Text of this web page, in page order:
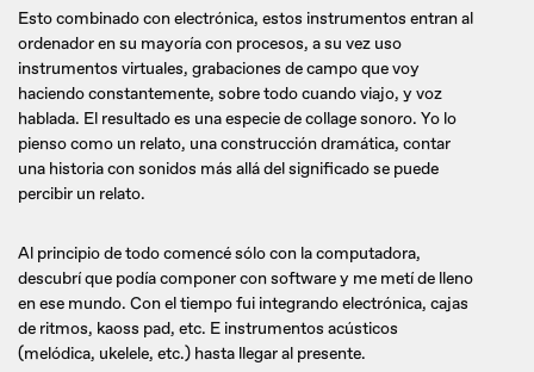
Esto combinado con electrónica, estos instrumentos entran al
ordenador en su mayoría con procesos, a su vez uso
instrumentos virtuales, grabaciones de campo que voy
haciendo constantemente, sobre todo cuando viajo, y voz
hablada. El resultado es una especie de collage sonoro. Yo lo
pienso como un relato, una construcción dramática, contar
una historia con sonidos más allá del significado se puede
percibir un relato.
Al principio de todo comencé sólo con la computadora,
descubrí que podía componer con software y me metí de lleno
en ese mundo. Con el tiempo fui integrando electrónica, cajas
de ritmos, kaoss pad, etc. E instrumentos acústicos
(melódica, ukelele, etc.) hasta llegar al presente.